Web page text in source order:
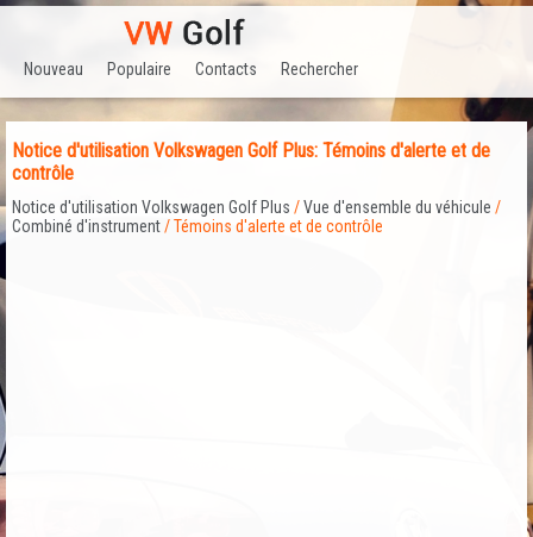
Nouveau Populaire Contacts Rechercher
Notice d'utilisation Volkswagen Golf Plus: Témoins d'alerte et de
contrôle
Notice d'utilisation Volkswagen Golf Plus /Vue d'ensemble du véhicule /
Combiné d'instrument/ Témoins d'alerte et de contrôle